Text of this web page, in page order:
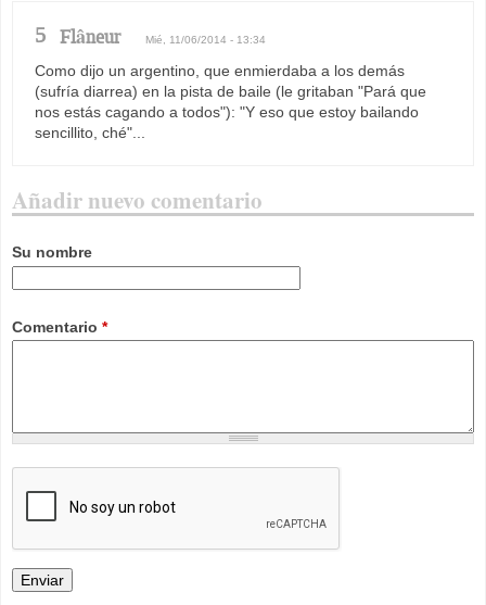
5 Flâneur Mié, 11/06/2014 - 13:34
Como dijo un argentino, que enmierdaba a los demás
(sufría diarrea) en la pista de baile (le gritaban "Pará que
nos estás cagando a todos"): "Y eso que estoy bailando
sencillito, ché"...
Añadir nuevo comentario
Su nombre
Comentario *